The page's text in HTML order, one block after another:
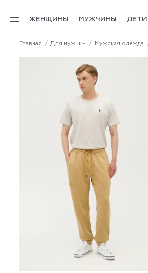
ЖЕНЩИНЫ МУЖЧИНЫ ДЕТИ
Главная Для мужчин Мужская одежда